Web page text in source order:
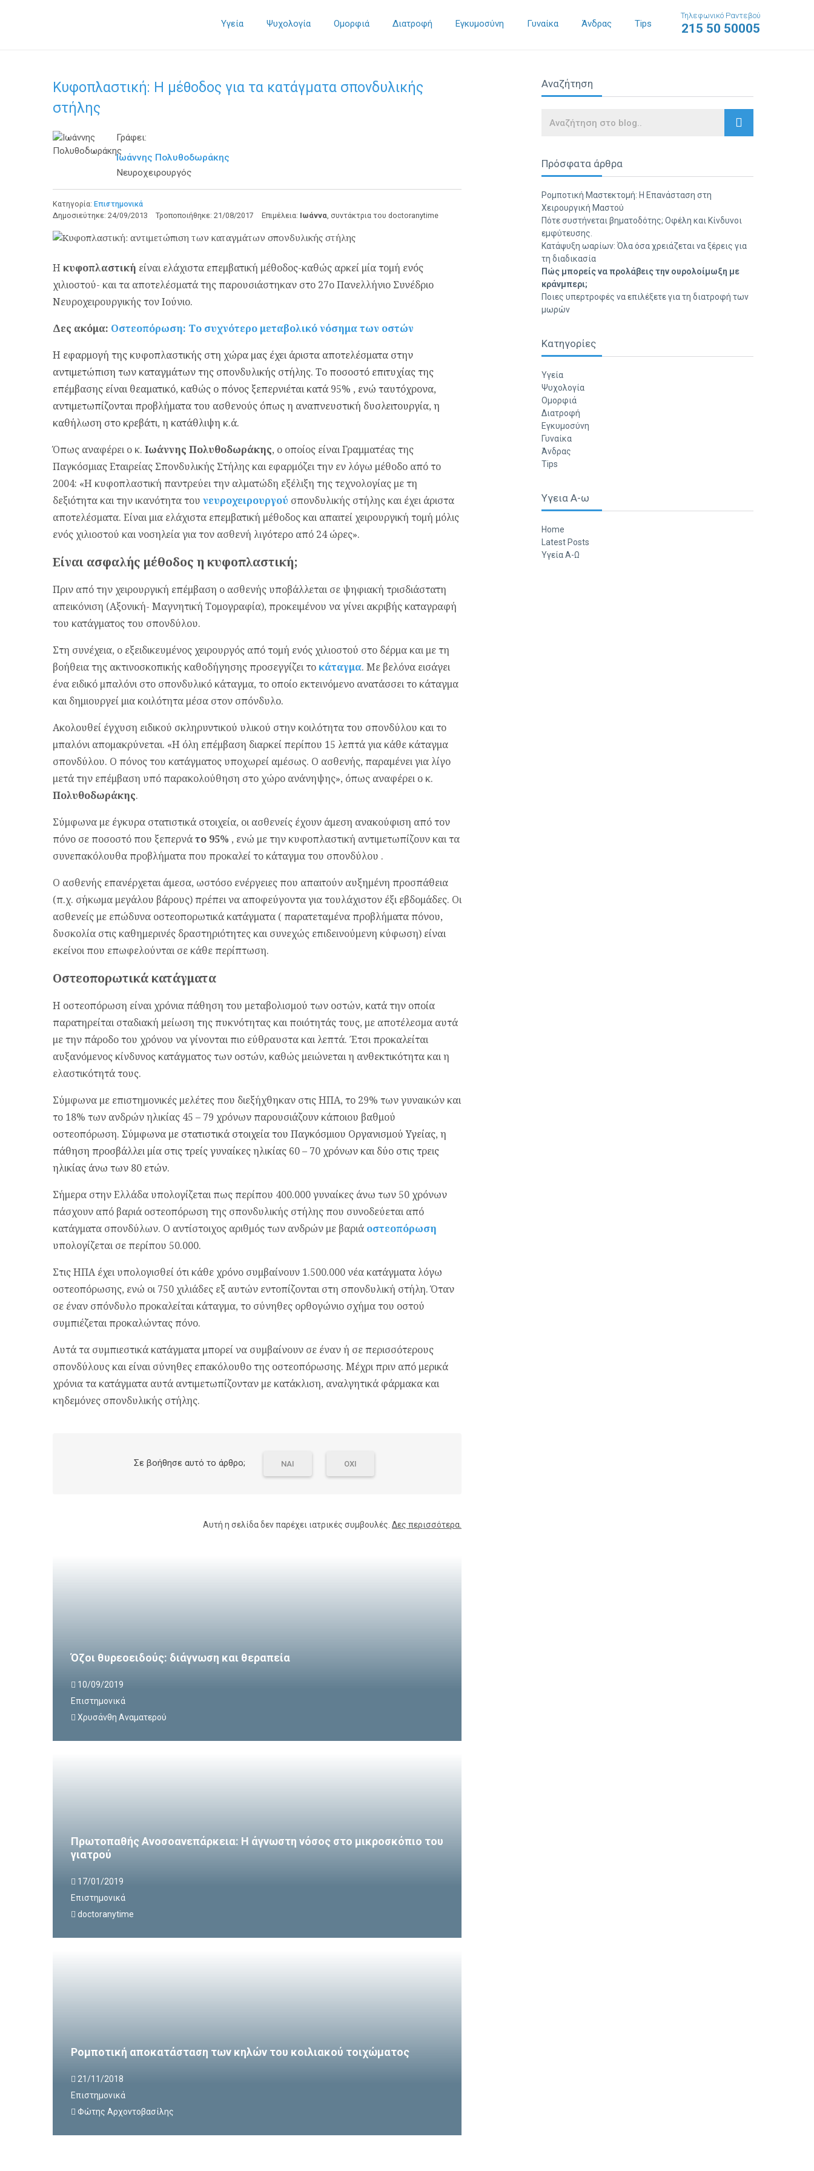
Υγεία Ψυχολογία Ομορφιά Διατροφή Εγκυμοσύνη Γυναίκα Άνδρας Tips
Τηλεφωνικό Ραντεβού
215 50 50005
Κυφοπλαστική: Η μέθοδος για τα κατάγματα σπονδυλικής
στήλης
Γράφει:
Ιωάννης Πολυθοδωράκης
Νευροχειρουργός
Κατηγορία: Επιστημονικά
Δημοσιεύτηκε: 24/09/2013 Τροποποιήθηκε: 21/08/2017 Επιμέλεια: Ιωάννα, συντάκτρια του doctoranytime
Η κυφοπλαστική είναι ελάχιστα επεμβατική μέθοδος-καθώς αρκεί μία τομή ενός
χιλιοστού- και τα αποτελέσματά της παρουσιάστηκαν στο 27ο Πανελλήνιο Συνέδριο
Νευροχειρουργικής τον Ιούνιο.
Δες ακόμα: Οστεοπόρωση: Το συχνότερο μεταβολικό νόσημα των οστών
Η εφαρμογή της κυφοπλαστικής στη χώρα μας έχει άριστα αποτελέσματα στην
αντιμετώπιση των καταγμάτων της σπονδυλικής στήλης. Το ποσοστό επιτυχίας της
επέμβασης είναι θεαματικό, καθώς ο πόνος ξεπερνιέται κατά 95% , ενώ ταυτόχρονα,
αντιμετωπίζονται προβλήματα του ασθενούς όπως η αναπνευστική δυσλειτουργία, η
καθήλωση στο κρεβάτι, η κατάθλιψη κ.ά.
Όπως αναφέρει ο κ. Ιωάννης Πολυθοδωράκης, ο οποίος είναι Γραμματέας της
Παγκόσμιας Εταιρείας Σπονδυλικής Στήλης και εφαρμόζει την εν λόγω μέθοδο από το
2004: «Η κυφοπλαστική παντρεύει την αλματώδη εξέλιξη της τεχνολογίας με τη
δεξιότητα και την ικανότητα του νευροχειρουργού σπονδυλικής στήλης και έχει άριστα
αποτελέσματα. Είναι μια ελάχιστα επεμβατική μέθοδος και απαιτεί χειρουργική τομή μόλις
ενός χιλιοστού και νοσηλεία για τον ασθενή λιγότερο από 24 ώρες».
Είναι ασφαλής μέθοδος η κυφοπλαστική;
Πριν από την χειρουργική επέμβαση ο ασθενής υποβάλλεται σε ψηφιακή τρισδιάστατη
απεικόνιση (Αξονική- Μαγνητική Τομογραφία), προκειμένου να γίνει ακριβής καταγραφή
του κατάγματος του σπονδύλου.
Στη συνέχεια, ο εξειδικευμένος χειρουργός από τομή ενός χιλιοστού στο δέρμα και με τη
βοήθεια της ακτινοσκοπικής καθοδήγησης προσεγγίζει το κάταγμα. Με βελόνα εισάγει
ένα ειδικό μπαλόνι στο σπονδυλικό κάταγμα, το οποίο εκτεινόμενο ανατάσσει το κάταγμα
και δημιουργεί μια κοιλότητα μέσα στον σπόνδυλο.
Ακολουθεί έγχυση ειδικού σκληρυντικού υλικού στην κοιλότητα του σπονδύλου και το
μπαλόνι απομακρύνεται. «Η όλη επέμβαση διαρκεί περίπου 15 λεπτά για κάθε κάταγμα
σπονδύλου. Ο πόνος του κατάγματος υποχωρεί αμέσως. Ο ασθενής, παραμένει για λίγο
μετά την επέμβαση υπό παρακολούθηση στο χώρο ανάνηψης», όπως αναφέρει ο κ.
Πολυθοδωράκης.
Σύμφωνα με έγκυρα στατιστικά στοιχεία, οι ασθενείς έχουν άμεση ανακούφιση από τον
πόνο σε ποσοστό που ξεπερνάτο 95% , ενώ με την κυφοπλαστική αντιμετωπίζουν και τα
συνεπακόλουθα προβλήματα που προκαλεί το κάταγμα του σπονδύλου .
Ο ασθενής επανέρχεται άμεσα, ωστόσο ενέργειες που απαιτούν αυξημένη προσπάθεια
(π.χ. σήκωμα μεγάλου βάρους) πρέπει να αποφεύγοντα για τουλάχιστον έξι εβδομάδες. Οι
ασθενείς με επώδυνα οστεοπορωτικά κατάγματα ( παρατεταμένα προβλήματα πόνου,
δυσκολία στις καθημερινές δραστηριότητες και συνεχώς επιδεινούμενη κύφωση) είναι
εκείνοι που επωφελούνται σε κάθε περίπτωση.
Οστεοπορωτικά κατάγματα
Η οστεοπόρωση είναι χρόνια πάθηση του μεταβολισμού των οστών, κατά την οποία
παρατηρείται σταδιακή μείωση της πυκνότητας και ποιότητάς τους, με αποτέλεσμα αυτά
με την πάροδο του χρόνου να γίνονται πιο εύθραυστα και λεπτά. Έτσι προκαλείται
αυξανόμενος κίνδυνος κατάγματος των οστών, καθώς μειώνεται η ανθεκτικότητα και η
ελαστικότητά τους.
Σύμφωνα με επιστημονικές μελέτες που διεξήχθηκαν στις ΗΠΑ, το 29% των γυναικών και
το 18% των ανδρών ηλικίας 45 – 79 χρόνων παρουσιάζουν κάποιου βαθμού
οστεοπόρωση. Σύμφωνα με στατιστικά στοιχεία του Παγκόσμιου Οργανισμού Υγείας, η
πάθηση προσβάλλει μία στις τρείς γυναίκες ηλικίας 60 – 70 χρόνων και δύο στις τρεις
ηλικίας άνω των 80 ετών.
Σήμερα στην Ελλάδα υπολογίζεται πως περίπου 400.000 γυναίκες άνω των 50 χρόνων
πάσχουν από βαριά οστεοπόρωση της σπονδυλικής στήλης που συνοδεύεται από
κατάγματα σπονδύλων. Ο αντίστοιχος αριθμός των ανδρών με βαριά οστεοπόρωση
υπολογίζεται σε περίπου 50.000.
Στις ΗΠΑ έχει υπολογισθεί ότι κάθε χρόνο συμβαίνουν 1.500.000 νέα κατάγματα λόγω
οστεοπόρωσης, ενώ οι 750 χιλιάδες εξ αυτών εντοπίζονται στη σπονδυλική στήλη. Όταν
σε έναν σπόνδυλο προκαλείται κάταγμα, το σύνηθες ορθογώνιο σχήμα του οστού
συμπιέζεται προκαλώντας πόνο.
Αυτά τα συμπιεστικά κατάγματα μπορεί να συμβαίνουν σε έναν ή σε περισσότερους
σπονδύλους και είναι σύνηθες επακόλουθο της οστεοπόρωσης. Μέχρι πριν από μερικά
χρόνια τα κατάγματα αυτά αντιμετωπίζονταν με κατάκλιση, αναλγητικά φάρμακα και
κηδεμόνες σπονδυλικής στήλης.
Σε βοήθησε αυτό το άρθρο; ΝΑΙ ΟΧΙ
Αυτή η σελίδα δεν παρέχει ιατρικές συμβουλές. Δες περισσότερα.
Όζοι θυρεοειδούς: διάγνωση και θεραπεία
10/09/2019
Επιστημονικά
Χρυσάνθη Αναματερού
Πρωτοπαθής Ανοσοανεπάρκεια: Η άγνωστη νόσος στο μικροσκόπιο του
γιατρού
17/01/2019
Επιστημονικά
doctoranytime
Ρομποτική αποκατάσταση των κηλών του κοιλιακού τοιχώματος
21/11/2018
Επιστημονικά
Φώτης Αρχοντοβασίλης
Αναζήτηση
Search
Πρόσφατα άρθρα
Ρομποτική Μαστεκτομή: Η Επανάσταση στη
Χειρουργική Μαστού
Πότε συστήνεται βηματοδότης; Οφέλη και Κίνδυνοι
εμφύτευσης.
Κατάψυξη ωαρίων: Όλα όσα χρειάζεται να ξέρεις για
τη διαδικασία
Πώς μπορείς να προλάβεις την ουρολοίμωξη με
κράνμπερι;
Ποιες υπερτροφές να επιλέξετε για τη διατροφή των
μωρών
Κατηγορίες
Υγεία
Ψυχολογία
Ομορφιά
Διατροφή
Εγκυμοσύνη
Γυναίκα
Άνδρας
Tips
Υγεια Α-ω
Home
Latest Posts
Υγεία Α-Ω